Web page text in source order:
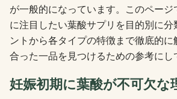
が一般的になっています。このペー
に注目したい葉酸サプリを目的別に分
ントから各タイプの特徴まで徹底的に
合った一品を見つけるための参考にし
妊娠初期に葉酸が不可欠な